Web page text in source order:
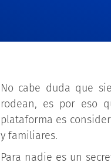
No cabe duda que
rodean, es por eso
plataforma es
y familiares.
Para nadie es un